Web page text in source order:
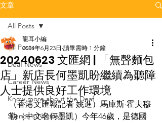
文章
All Posts
Deaf News
Career News
Know more about the Deaf
Silence's Notice
All Posts
20240623 文匯網 | 「無聲麵包
店」新店長何墨凱盼繼續為聽障
人士提供良好工作環境
龍耳小編
2024年6月23日 讀畢需時 1 分鐘
（香港文匯報記者 姚進）馬庫斯·霍夫穆
勒（中文名何墨凱）今年46歲，是德國